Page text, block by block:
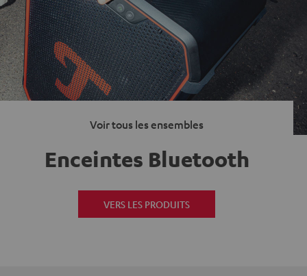
Voir tous les ensembles
Enceintes Bluetooth
VERS LES PRODUITS